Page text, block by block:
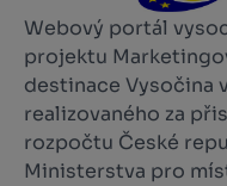
Webový portál
projektu
destinace Vysočina
realizovaného za
rozpočtu České
Ministerstva pro